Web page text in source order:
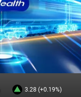
3.28 (+0.19%)